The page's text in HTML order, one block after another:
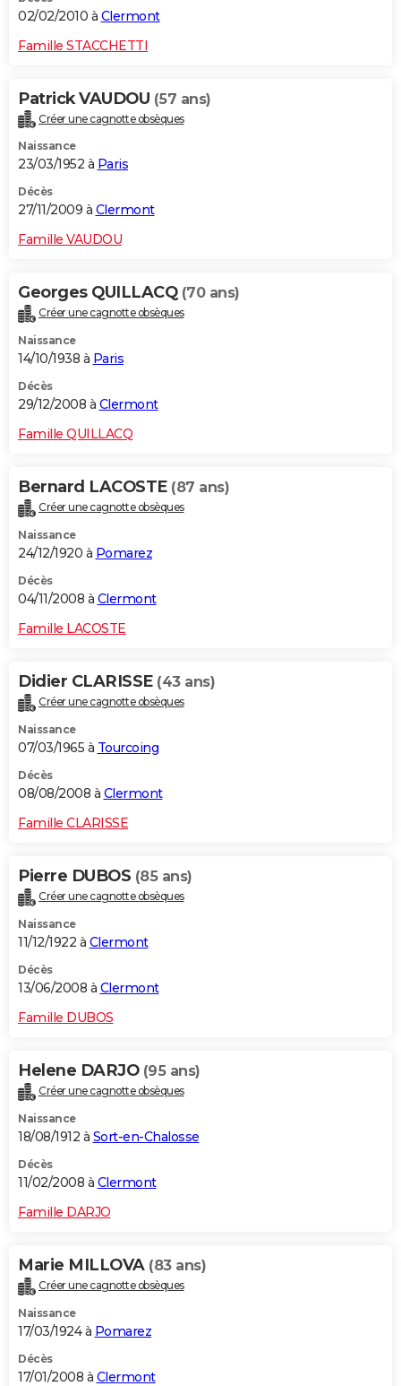
02/02/2010 à Clermont
Famille STACCHETTI
Patrick VAUDOU (57 ans)
Créer une cagnotte obsèques
Naissance
23/03/1952 à Paris
Décès
27/11/2009 à Clermont
Famille VAUDOU
Georges QUILLACQ (70 ans)
Créer une cagnotte obsèques
Naissance
14/10/1938 à Paris
Décès
29/12/2008 à Clermont
Famille QUILLACQ
Bernard LACOSTE (87 ans)
Créer une cagnotte obsèques
Naissance
24/12/1920 à Pomarez
Décès
04/11/2008 à Clermont
Famille LACOSTE
Didier CLARISSE (43 ans)
Créer une cagnotte obsèques
Naissance
07/03/1965 à Tourcoing
Décès
08/08/2008 à Clermont
Famille CLARISSE
Pierre DUBOS (85 ans)
Créer une cagnotte obsèques
Naissance
11/12/1922 à Clermont
Décès
13/06/2008 à Clermont
Famille DUBOS
Helene DARJO (95 ans)
Créer une cagnotte obsèques
Naissance
18/08/1912 à Sort-en-Chalosse
Décès
11/02/2008 à Clermont
Famille DARJO
Marie MILLOVA (83 ans)
Créer une cagnotte obsèques
Naissance
17/03/1924 à Pomarez
Décès
17/01/2008 à Clermont